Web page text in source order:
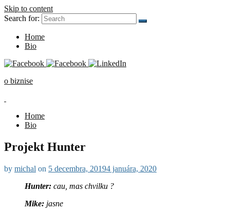
Skip to content
Search for:
Home
Bio
o biznise
Home
Bio
Projekt Hunter
by michal on 5 decembra, 20194 januára, 2020
Hunter: cau, mas chvilku ?
Mike: jasne